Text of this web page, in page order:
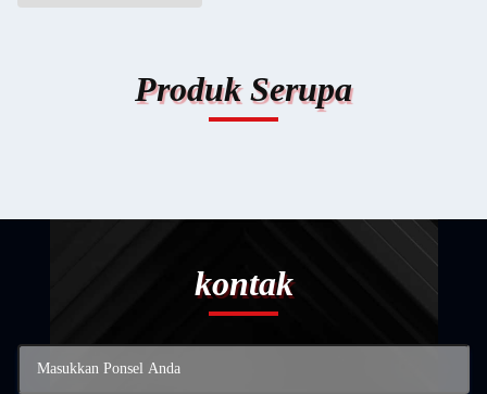
Produk Serupa
kontak